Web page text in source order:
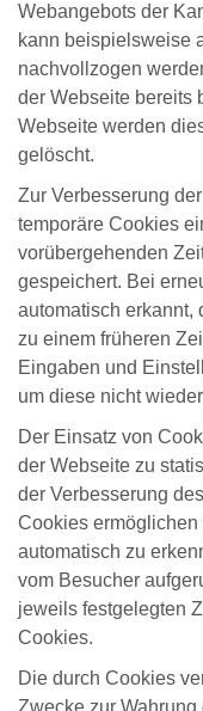
Webangebots der
kann beispielsweise
nachvollzogen
der Webseite bereits
Webseite werden
gelöscht.
Zur Verbesserung
temporäre Cookies
vorübergehenden
gespeichert. Bei
automatisch erkannt,
zu einem früheren
Eingaben und
um diese nicht
Der Einsatz von
der Webseite zu
der Verbesserung
Cookies
automatisch zu
vom Besucher
jeweils festgelegten
Cookies.
Die durch Cookies
Zwecke zur